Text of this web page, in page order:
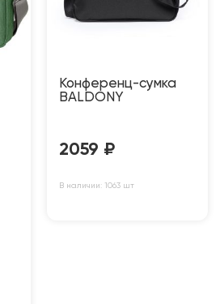
Конференц-сумка
BALDONY
2059 ₽
В наличии: 1063 шт